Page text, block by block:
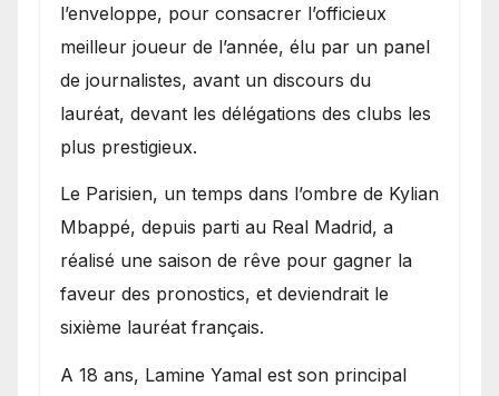
l’enveloppe, pour consacrer l’officieux
meilleur joueur de l’année, élu par un panel
de journalistes, avant un discours du
lauréat, devant les délégations des clubs les
plus prestigieux.
Le Parisien, un temps dans l’ombre de Kylian
Mbappé, depuis parti au Real Madrid, a
réalisé une saison de rêve pour gagner la
faveur des pronostics, et deviendrait le
sixième lauréat français.
A 18 ans, Lamine Yamal est son principal